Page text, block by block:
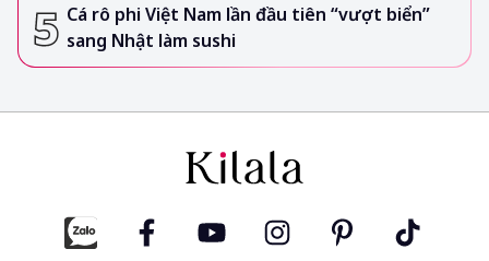
Cá rô phi Việt Nam lần đầu tiên “vượt biển”
sang Nhật làm sushi